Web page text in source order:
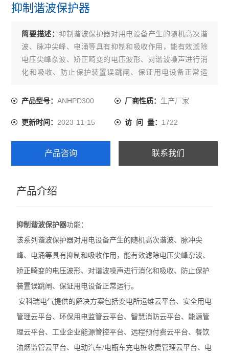
抑制谐波保护器
简要描述：抑制谐波保护器对用电设备产生的随机高次谐
波、脉冲尖峰、电涌等具有抑制和吸收作用，能有效滤除
电压尖峰杂波、矫正畸变的电压波形、对谐波噪声进行消
化和吸收、防止保护装置误跳闸、保证用电设备正常运
产品型号：ANHPD300 厂商性质： 生产厂家
更新时间：2023-11-15 访 问 量： 1722
产品咨询 联系我们
产品介绍
抑制谐波保护器功能：
该系列谐波保护器对用电设备产生的随机高次谐波、脉冲尖
峰、电涌等具有抑制和吸收作用，能有效滤除电压尖峰杂波、
矫正畸变的电压波形、对谐波噪声进行消化和吸收、防止保护
装置误跳闸、保证用电设备正常运行。
安科瑞电气提供的解决方案包括变电所运维云平台、安全用电
管理云平台、环保用电监管云平台、智慧消防云平台、能源管
理云平台、工业企业能源管控平台、远程预付费云平台、餐饮
油烟监管云平台、电动汽车/电瓶车充电桩收费管理云平台、电